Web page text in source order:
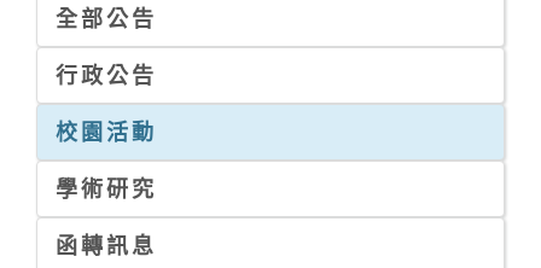
全部公告
行政公告
校園活動
學術研究
函轉訊息